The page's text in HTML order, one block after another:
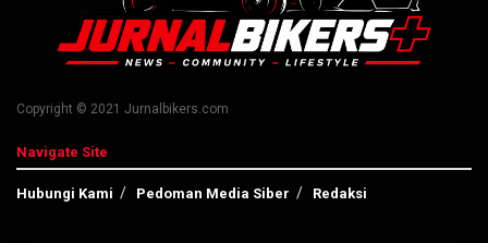
Copyright © 2021 Jurnalbikers.com
Navigate Site
Hubungi Kami Pedoman Media Siber Redaksi